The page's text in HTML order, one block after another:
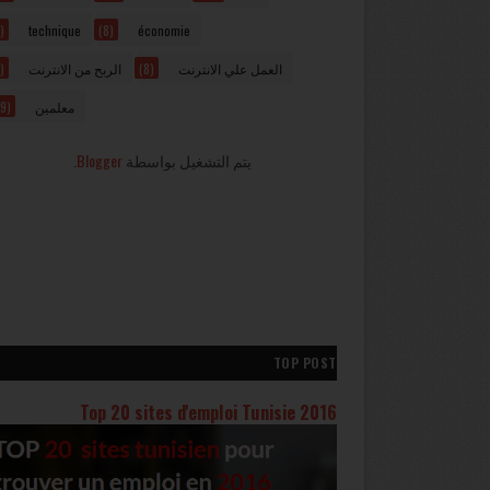
technique économie
(8)
الربح من الانترنت العمل علي الانترنت (8)
معلمين
يتم التشغيل بواسطة Blogger
TOP POST
Top 20 sites d'emploi Tunisie 2016